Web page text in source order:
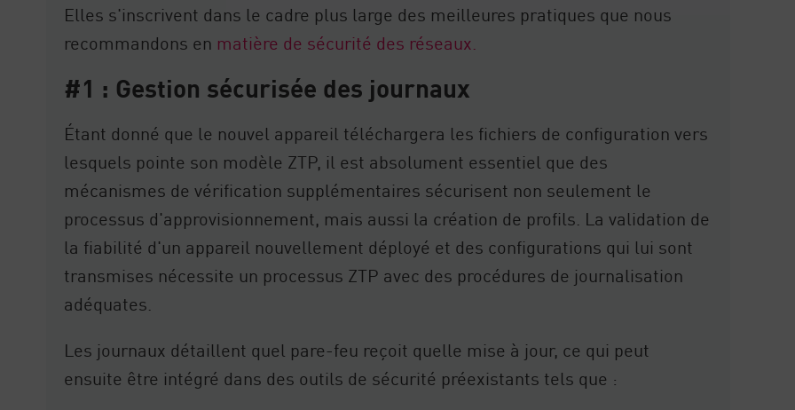
Elles s'inscrivent dans le cadre plus large des meilleures pratiques que nous
recommandons en matière de sécurité des réseaux.
#1 : Gestion sécurisée des journaux
Étant donné que le nouvel appareil téléchargera les fichiers de configuration vers
lesquels pointe son modèle ZTP, il est absolument essentiel que des
mécanismes de vérification supplémentaires sécurisent non seulement le
processus d'approvisionnement, mais aussi la création de profils. La validation de
la fiabilité d'un appareil nouvellement déployé et des configurations qui lui sont
transmises nécessite un processus ZTP avec des procédures de journalisation
adéquates.
Les journaux détaillent quel pare-feu reçoit quelle mise à jour, ce qui peut
ensuite être intégré dans des outils de sécurité préexistants tels que :